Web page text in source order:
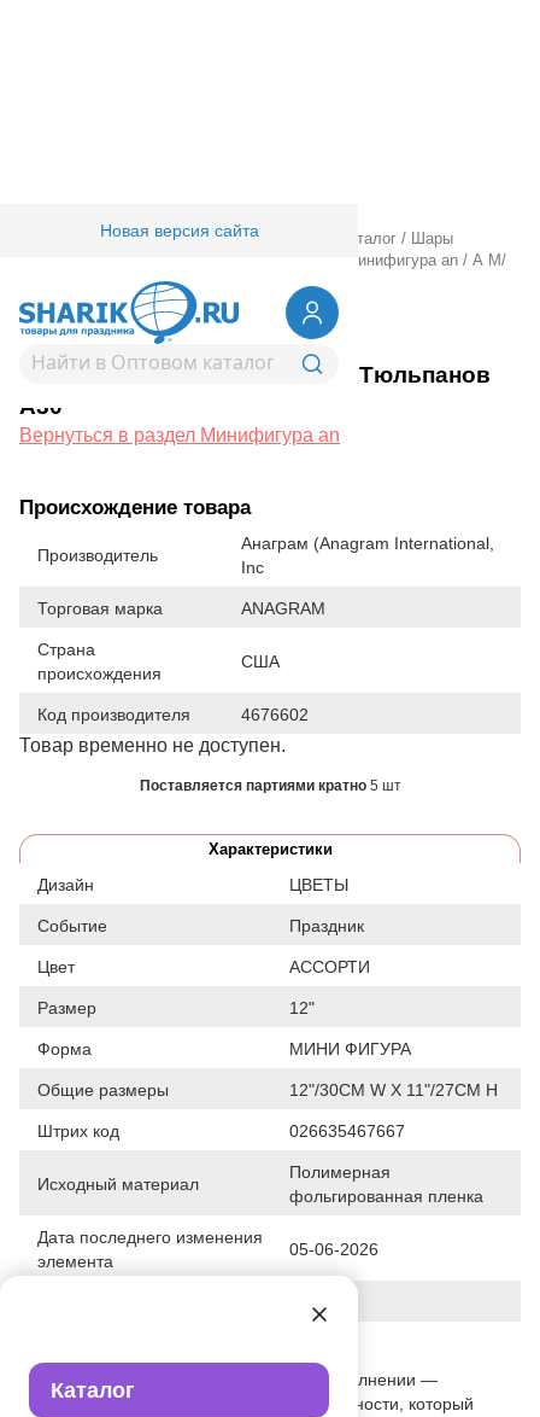
Каталог
Новая версия сайта
Товары для праздника/ Оптовый каталог /
Шары
Минифигура an / А М/
ФИГУРА Букет Тюльпанов А30
1206-1610А М/ФИГУРА Букет Тюльпанов
А30
Вернуться в раздел Минифигура an
Происхождение товара
Производитель
Анаграм (Anagram International,
Inc
Торговая марка ANAGRAM
Страна
происхождения
США
Код производителя 4676602
Товар временно не доступен.
Поставляется партиями кратно 5 шт
Характеристики
Дизайн ЦВЕТЫ
Событие Праздник
Цвет АССОРТИ
Размер 12"
Форма МИНИ ФИГУРА
Общие размеры 12"/30CM W X 11"/27CM H
Штрих код 026635467667
Исходный материал
Полимерная
фольгированная пленка
Дата последнего изменения
элемента
05-06-2026
Нежные тюльпаны в миниатюрном исполнении —
трогательный символ весны и женственности, который